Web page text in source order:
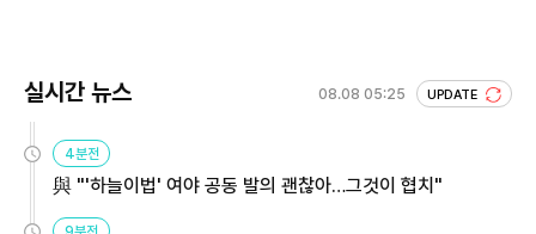
실시간 뉴스 08.08 05:25 UPDATE
4분전
與 "'하늘이법' 여야 공동 발의 괜찮아…그것이 협치"